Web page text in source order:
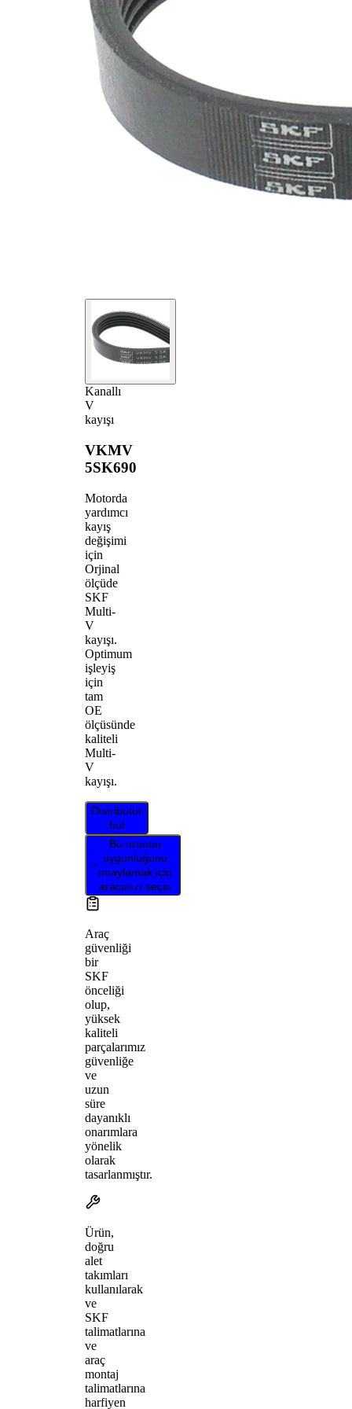
Kanallı
V
kayışı
VKMV
5SK690
Motorda
yardımcı
kayış
değişimi
için
Orjinal
ölçüde
SKF
Multi-
V
kayışı.
Optimum
işleyiş
için
tam
OE
ölçüsünde
kaliteli
Multi-
V
kayışı.
Distribütör
bul
Bu ürünün
uygunluğunu
onaylamak için
aracınızı seçin
Araç
güvenliği
bir
SKF
önceliği
olup,
yüksek
kaliteli
parçalarımız
güvenliğe
ve
uzun
süre
dayanıklı
onarımlara
yönelik
olarak
tasarlanmıştır.
Ürün,
doğru
alet
takımları
kullanılarak
ve
SKF
talimatlarına
ve
araç
montaj
talimatlarına
harfiyen
SVHC
mevcut
Malzeme
özellikleri
Kayış
malzemesi
EPDM
(Etilen